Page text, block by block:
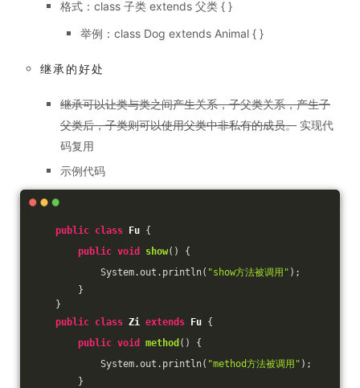
格式：class 子类 extends 父类 { }
举例：class Dog extends Animal { }
继承的好处
继承可以让类与类之间产生关系，子父类关系，产生子
父类后，子类则可以使用父类中非私有的成员。 实现代
码复用
示例代码
public class Fu {
public void show()
{
System.out.println( "show方法被调用" );
}
}
public class Zi extends Fu {
public void method ()
{
System.out.println( "method方法被调用" );
}